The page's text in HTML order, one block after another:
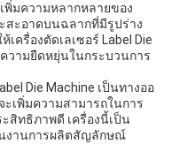
พิ่มความหลากหลายของ
สะอาดบนฉลากที่มีรูปร่าง
ครื่องตัดเลเซอร์ Label Die
วามยืดหยุ่นในกระบวนการ
Die Machine เป็นทางออ
เพิ่มความสามารถในการ
สิทธิภาพดี เครื่องนี้เป็น
งานการผลิตสัญลักษณ์